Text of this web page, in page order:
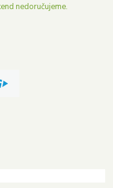
nedoručujeme.